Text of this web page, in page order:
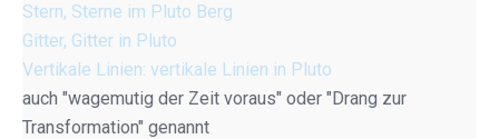
Stern, Sterne im Pluto Berg
Gitter, Gitter in Pluto
Vertikale Linien: vertikale Linien in Pluto
auch "wagemutig der Zeit voraus" oder "Drang zur
Transformation" genannt